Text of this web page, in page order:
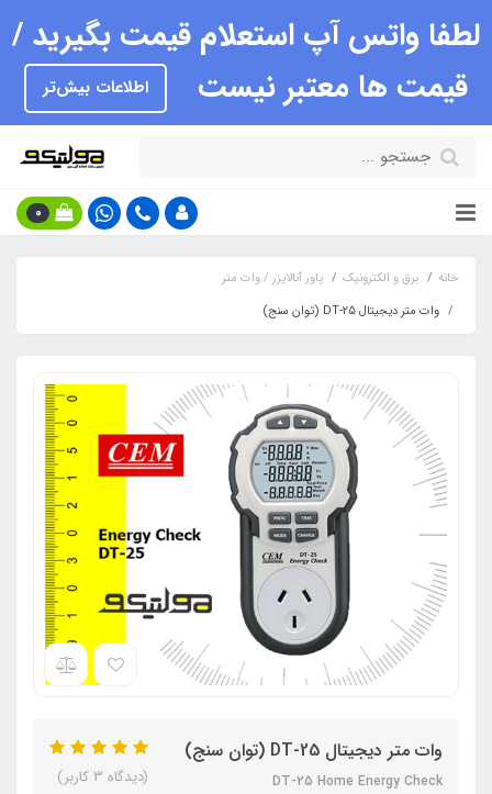
لطفا واتس آپ استعلام قیمت بگیرید /
قیمت ها معتبر نیست
اطلاعات بیش‌تر
0
خانه برق و الکترونیک
پاور آنالایزر / وات متر
وات متر دیجیتال DT-25 (توان سنج)
وات متر دیجیتال DT-25 (توان سنج)
DT-25 Home Energy Check (دیدگاه 3 کاربر)